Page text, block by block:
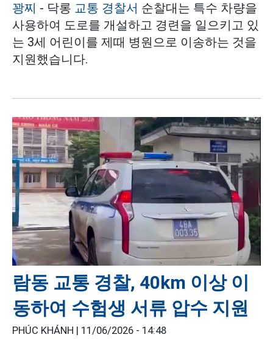
꽝찌 - 닥롱 교통 경찰서 순찰대는 특수 차량을
사용하여 도로를 개설하고 경련을 일으키고 있
는 3세 어린이를 제때 병원으로 이송하는 것을
지원했습니다.
람동 교통 경찰, 40km 이상 이
동하여 수험생 서류 압수 지원
PHÚC KHÁNH | 11/06/2026 - 14:48